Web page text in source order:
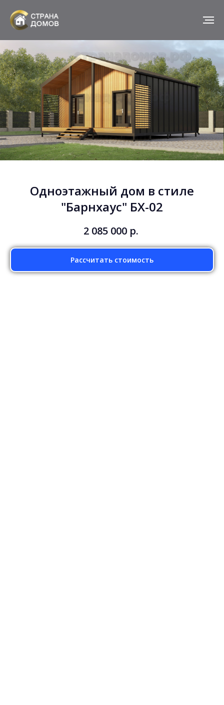
Одноэтажный дом в стиле
"Барнхаус" БХ-02
2 085 000 р.
Рассчитать стоимость